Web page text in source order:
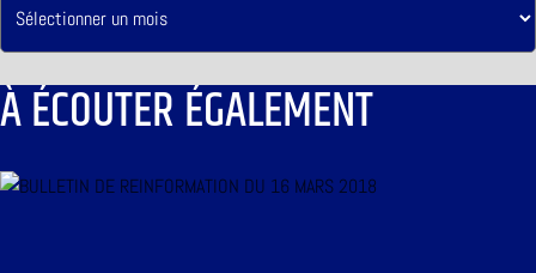
À ÉCOUTER ÉGALEMENT